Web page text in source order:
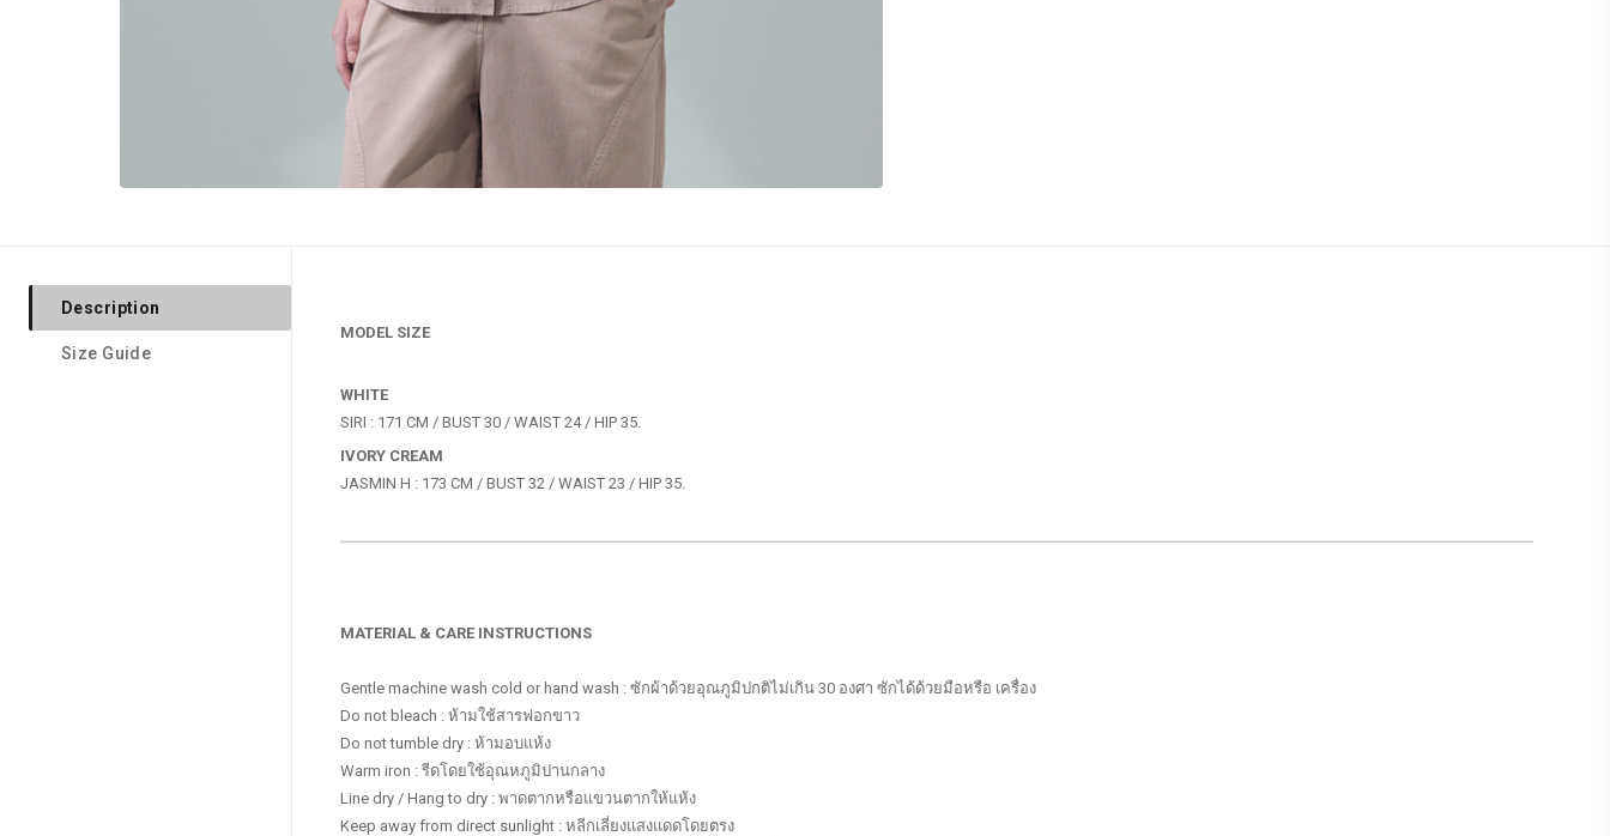
Description
Size Guide
MODEL SIZE
WHITE
IVORY CREAM
JASMIN H : 173 CM / BUST 32 / WAIST 23 / HIP 35.
MATERIAL & CARE INSTRUCTIONS
Gentle machine wash cold or hand wash : ซักผ้าด้วยอุณภูมิปกติไม่เกิน 30 องศา ซักได้ด้วยมือหรือ เครื่อง
Do not bleach : ห้ามใช้สารฟอกขาว
Do not tumble dry : ห้ามอบแห้ง
Warm iron : รีดโดยใช้อุณหภูมิปานกลาง
Line dry / Hang to dry : พาดตากหรือแขวนตากให้แห้ง
Keep away from direct sunlight : หลีกเลี่ยงแสงแดดโดยตรง